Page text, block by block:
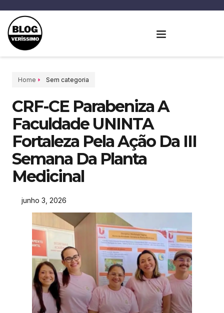
Home Sem categoria
CRF-CE Parabeniza A
Faculdade UNINTA
Fortaleza Pela Ação Da III
Semana Da Planta
Medicinal
junho 3, 2026